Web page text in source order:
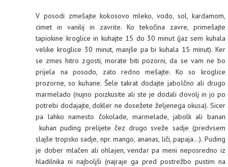
V posodi zmešajte kokosovo mleko, vodo, sol, kardamom,
cimet in vanilij in zavrite. Ko tekočina zavre, primešajte
tapiokine kroglice in kuhajte 15 do 30 minut (jaz sem kuhala
velike kroglice 30 minut, manjše pa bi kuhala 15 minut). Ker
se zmes hitro zgosti, morate biti pozorni, da se vam ne bo
prijela na posodo, zato redno mešajte. Ko so kroglice
prozorne, so kuhane. Šele takrat dodajte jabolčno ali drugo
marmelado (nujno poizkusite ali ste je dodali dovolj in jo po
potrebi dodajajte, dokler ne dosežete željenega okusa). Sicer
pa lahko namesto čokolade, marmelade, jabolk ali banan
kuhan puding prelijete čez drugo sveže sadje (predvsem
slajše tropsko sadje, npr. mango, ananas, liči, papaja...). Puding
je dober mlačen ali ohlajen, vendar pa meni neposredno iz
hladilnika ni najboljši (najraje ga pred postrežbo pustim na